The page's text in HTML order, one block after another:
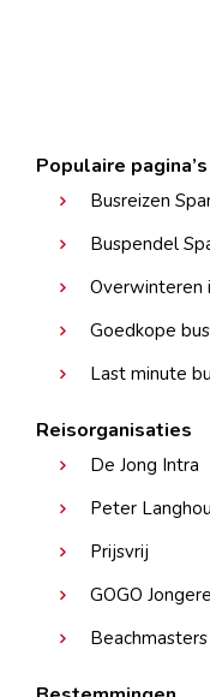
Populaire pagina’s
Busreizen
Buspendel
Overwinteren
Goedkope
Last minute
Reisorganisaties
De Jong Intra
Peter
Prijsvrij
GOGO